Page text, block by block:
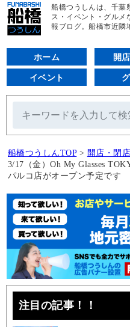
船橋つうしんは、千葉
ス・イベント・グルメ
報ブログ。船橋市近隣
ホーム 開
イベント
船橋つうしんTOP > 開店・閉店
3/17（金）Oh My Glasses
パルコ店がオープン予定です
注目の記事！！